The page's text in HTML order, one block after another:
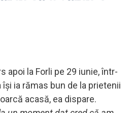
apoi la Forli pe 29 iunie, într-
își ia rămas bun de la prietenii
acasă, ea dispare.